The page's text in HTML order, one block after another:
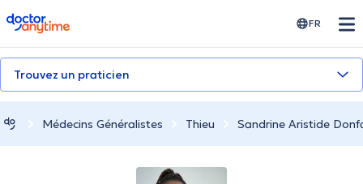
doctoranytime FR
Trouvez un praticien
Médecins Généralistes Thieu Sandrine Aristide